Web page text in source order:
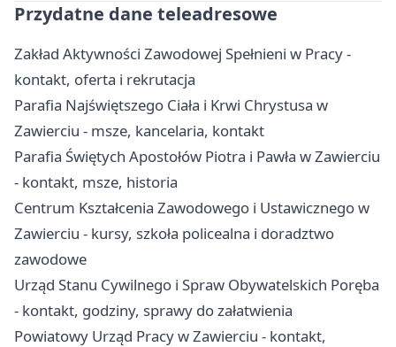
Przydatne dane teleadresowe
Zakład Aktywności Zawodowej Spełnieni w Pracy -
kontakt, oferta i rekrutacja
Parafia Najświętszego Ciała i Krwi Chrystusa w
Zawierciu - msze, kancelaria, kontakt
Parafia Świętych Apostołów Piotra i Pawła w Zawierciu
- kontakt, msze, historia
Centrum Kształcenia Zawodowego i Ustawicznego w
Zawierciu - kursy, szkoła policealna i doradztwo
zawodowe
Urząd Stanu Cywilnego i Spraw Obywatelskich Poręba
- kontakt, godziny, sprawy do załatwienia
Powiatowy Urząd Pracy w Zawierciu - kontakt,